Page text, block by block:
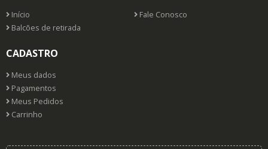
Início
Fale Conosco
Balcões de retirada
CADASTRO
Meus dados
Pagamentos
Meus Pedidos
Carrinho